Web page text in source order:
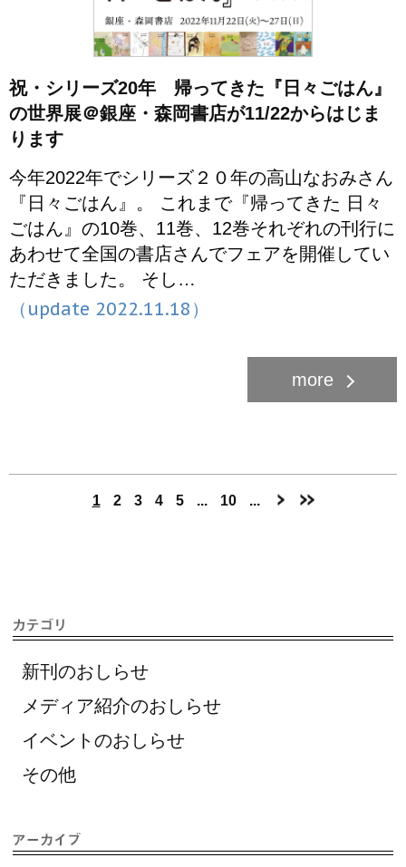
祝・シリーズ20年 帰ってきた『日々ごはん』
の世界展＠銀座・森岡書店が11/22からはじま
ります
今年2022年でシリーズ２０年の高山なおみさん
『日々ごはん』。 これまで『帰ってきた 日々
ごはん』の10巻、11巻、12巻それぞれの刊行に
あわせて全国の書店さんでフェアを開催してい
ただきました。 そし…
（update 2022.11.18）
1 2 3 4 5 ... 10 ...
新刊のおしらせ
メディア紹介のおしらせ
イベントのおしらせ
その他